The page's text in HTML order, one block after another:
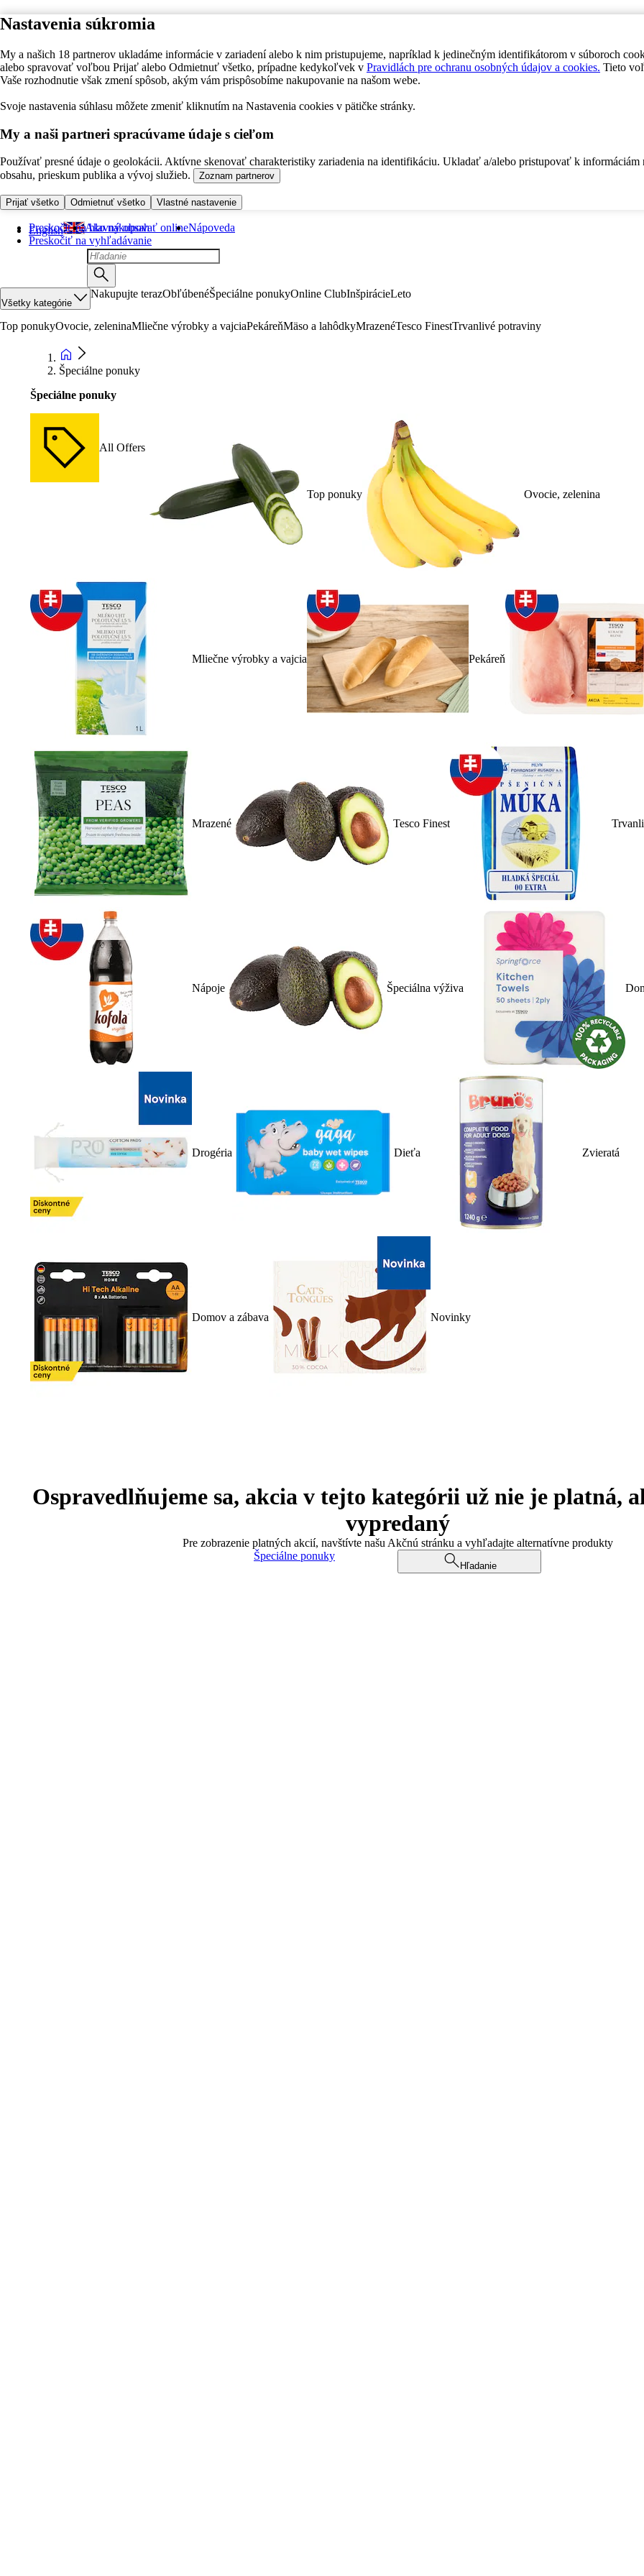
Nastavenia súkromia
My a našich 18 partnerov ukladáme informácie v zariadení alebo k nim pristupujeme, napríklad k jedinečným identifikátorom v súboroch
alebo spravovať voľbou Prijať alebo Odmietnuť všetko, prípadne kedykoľvek v Pravidlách pre ochranu osobných údajov a cookies. Tieto
Vaše rozhodnutie však zmení spôsob, akým vám prispôsobíme nakupovanie na našom webe.
Svoje nastavenia súhlasu môžete zmeniť kliknutím na Nastavenia cookies v pätičke stránky.
My a naši partneri spracúvame údaje s cieľom
Používať presné údaje o geolokácii. Aktívne skenovať charakteristiky zariadenia na identifikáciu. Ukladať a/alebo pristupovať k informáciám
obsahu, prieskum publika a vývoj služieb.
Zoznam partnerov
Prijať všetko Odmietnuť všetko Vlastné nastavenie
Preskočiť na hlavný obsah
Preskočiť na vyhľadávanie
English Ako nakupovať onlineNápoveda
Všetky kategórie
Nakupujte terazObľúbenéŠpeciálne ponukyOnline ClubInšpirácieLeto
Top ponukyOvocie, zeleninaMliečne výrobky a vajciaPekáreňMäso a lahôdkyMrazenéTesco FinestTrvanlivé potraviny
Špeciálne ponuky
Špeciálne ponuky
All Offers
Top ponuky Ovocie, zelenina
Mliečne výrobky a vajcia Pekáreň
Mrazené Tesco Finest
Nápoje Špeciálna výživa
Drogéria Dieťa Zvieratá
Domov a zábava Novinky
Ospravedlňujeme sa, akcia v tejto kategórii už nie je platná,
vypredaný
Pre zobrazenie platných akcií, navštívte našu Akčnú stránku a vyhľadajte alternatívne produkty
Špeciálne ponuky
Hľadanie